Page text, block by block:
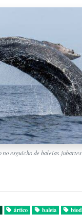
esguicho de baleias-
ártico baleia